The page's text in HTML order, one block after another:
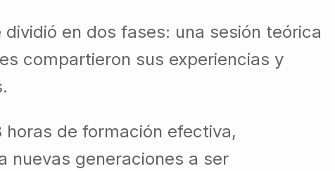
en dos fases: una sesión teórica
compartieron sus experiencias y
de formación efectiva,
nuevas generaciones a ser